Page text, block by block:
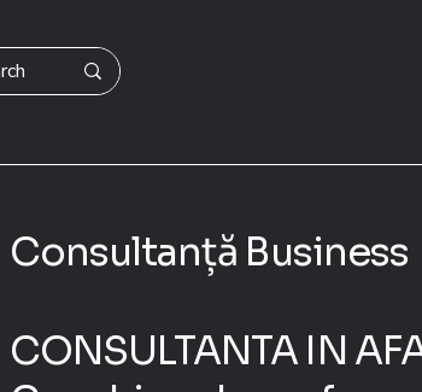
Consultanță Business
CONSULTANTA IN